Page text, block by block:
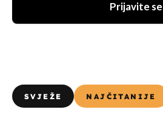
Prijavite se
SVJEŽE NAJČITANIJE